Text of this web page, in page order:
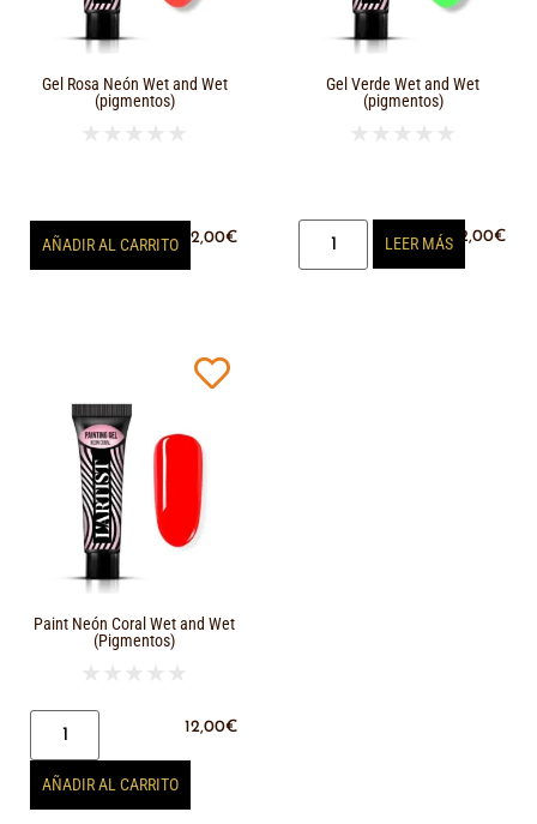
Gel Rosa Neón Wet and Wet
(pigmentos)
★ ★ ★ ★ ★
12,00€
AÑADIR AL CARRITO
Gel Verde Wet and Wet
(pigmentos)
★ ★ ★ ★ ★
12,00€
LEER MÁS
Paint Neón Coral Wet and Wet
(Pigmentos)
★ ★ ★ ★ ★
12,00€
AÑADIR AL CARRITO